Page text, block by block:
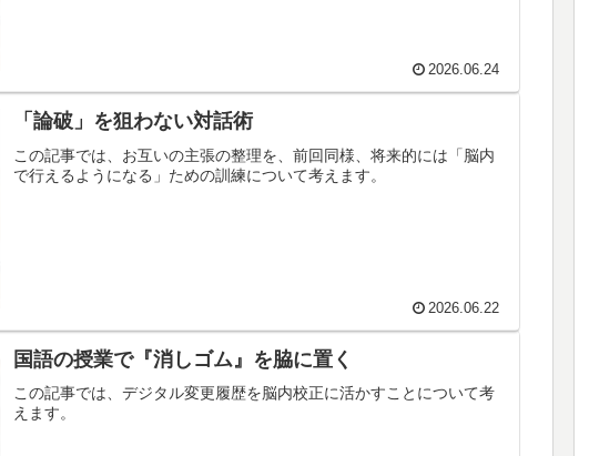
2026.06.24
「論破」を狙わない対話術
この記事では、お互いの主張の整理を、前回同様、将来的には「脳内
で行えるようになる」ための訓練について考えます。
2026.06.22
国語の授業で『消しゴム』を脇に置く
この記事では、デジタル変更履歴を脳内校正に活かすことについて考
えます。